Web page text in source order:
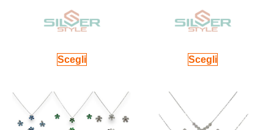
Scegli Scegli